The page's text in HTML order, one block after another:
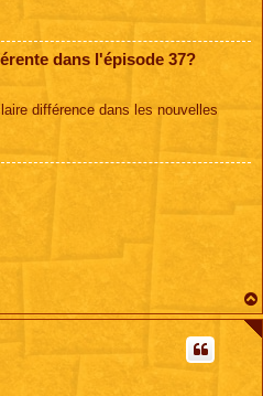
dans l'épisode 37?
différence dans les nouvelles